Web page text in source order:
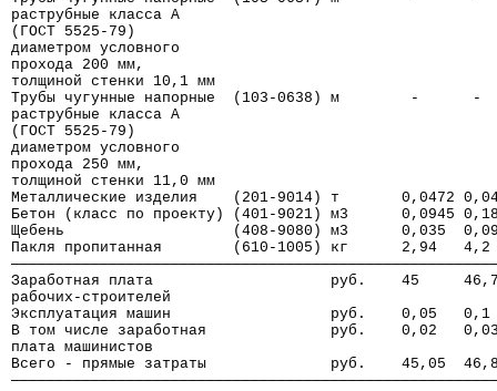
раструбные класса А
(ГОСТ 5525-79)
диаметром условного
прохода 200 мм,
толщиной стенки 10,1 мм
Трубы чугунные напорные  (103-0638) м        -
раструбные класса А
(ГОСТ 5525-79)
диаметром условного
прохода 250 мм,
толщиной стенки 11,0 мм
Металлические изделия    (201-9014) т       0,0472
Бетон (класс по проекту) (401-9021) м3      0,0945
Щебень                   (408-9080) м3      0,035
Пакля пропитанная        (610-1005) кг      2,94
Заработная плата                    руб.    45
рабочих-строителей
Эксплуатация машин                  руб.    0,05
В том числе заработная              руб.    0,02
плата машинистов
Всего - прямые затраты              руб.    45,05